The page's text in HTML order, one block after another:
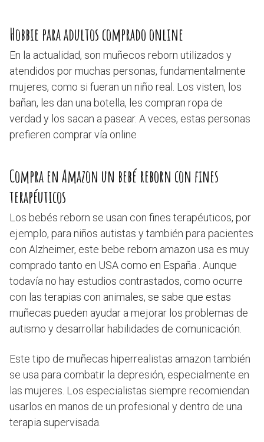
Hobbie para adultos comprado online
En la actualidad, son muñecos reborn utilizados y
atendidos por muchas personas, fundamentalmente
mujeres, como si fueran un niño real. Los visten, los
bañan, les dan una botella, les compran ropa de
verdad y los sacan a pasear. A veces, estas personas
prefieren comprar vía online
Compra en Amazon un bebé reborn con fines
terapéuticos
Los bebés reborn se usan con fines terapéuticos, por
ejemplo, para niños autistas y también para pacientes
con Alzheimer, este bebe reborn amazon usa es muy
comprado tanto en USA como en España . Aunque
todavía no hay estudios contrastados, como ocurre
con las terapias con animales, se sabe que estas
muñecas pueden ayudar a mejorar los problemas de
autismo y desarrollar habilidades de comunicación.
Este tipo de muñecas hiperrealistas amazon también
se usa para combatir la depresión, especialmente en
las mujeres. Los especialistas siempre recomiendan
usarlos en manos de un profesional y dentro de una
terapia supervisada.